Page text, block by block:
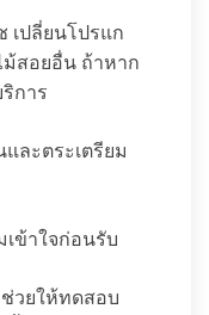
เปลี่ยนโปรแก
ม้สอยอื่น ถ้าหาก
การ
ละตระเตรียม
ข้าใจก่อนรับ
วยให้ทดสอบ